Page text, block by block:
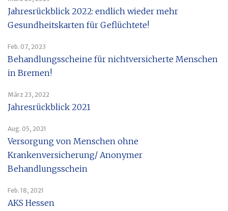
Jahresrückblick 2022: endlich wieder mehr
Gesundheitskarten für Geflüchtete!
Feb. 07, 2023
Behandlungsscheine für nichtversicherte Menschen
in Bremen!
März 23, 2022
Jahresrückblick 2021
Aug. 05, 2021
Versorgung von Menschen ohne
Krankenversicherung/ Anonymer
Behandlungsschein
Feb. 18, 2021
AKS Hessen